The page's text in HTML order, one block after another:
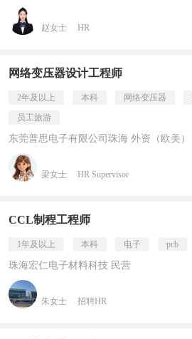
赵女士 HR
网络变压器设计工程师
2年及以上 本科 网络变压器
员工旅游
东莞普思电子有限公司珠海 外资（欧美）
梁女士 HR Supervisor
CCL制程工程师
1年及以上 本科 电子 pcb
珠海宏仁电子材料科技 民营
朱女士 招聘HR